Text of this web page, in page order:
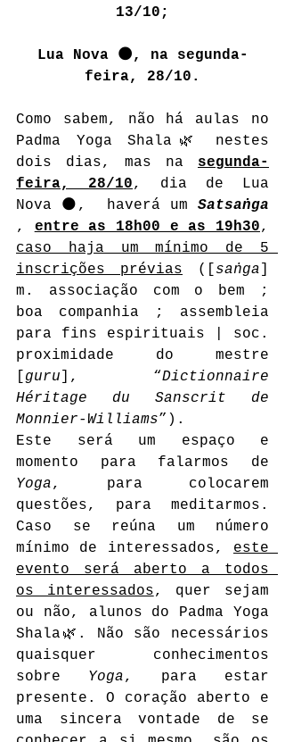
13/10;
Lua Nova 🌑, na segunda-
feira, 28/10.
Como sabem, não há aulas no
Padma Yoga Shala🌿 nestes
dois dias, mas na segunda-
feira, 28/10, dia de Lua
Nova 🌑,  haverá um Satsaṅga
, entre as 18h00 e as 19h30
caso haja um mínimo de 5
inscrições prévias ([ saṅga ]
m. associação com o bem ;
boa companhia ; assembleia
para fins espirituais | soc.
proximidade do mestre
[ guru ], “Dictionnaire
Héritage du Sanscrit de
Monnier-Williams”).
Este será um espaço e
Yoga, para colocarem
questões, para meditarmos.
Caso se reúna um número
mínimo de interessados, este
evento será aberto a todos
os interessados, quer sejam
ou não, alunos do Padma Yoga
Shala🌿. Não são necessários
quaisquer conhecimentos
sobre Yoga, para estar
presente. O coração aberto e
uma sincera vontade de se